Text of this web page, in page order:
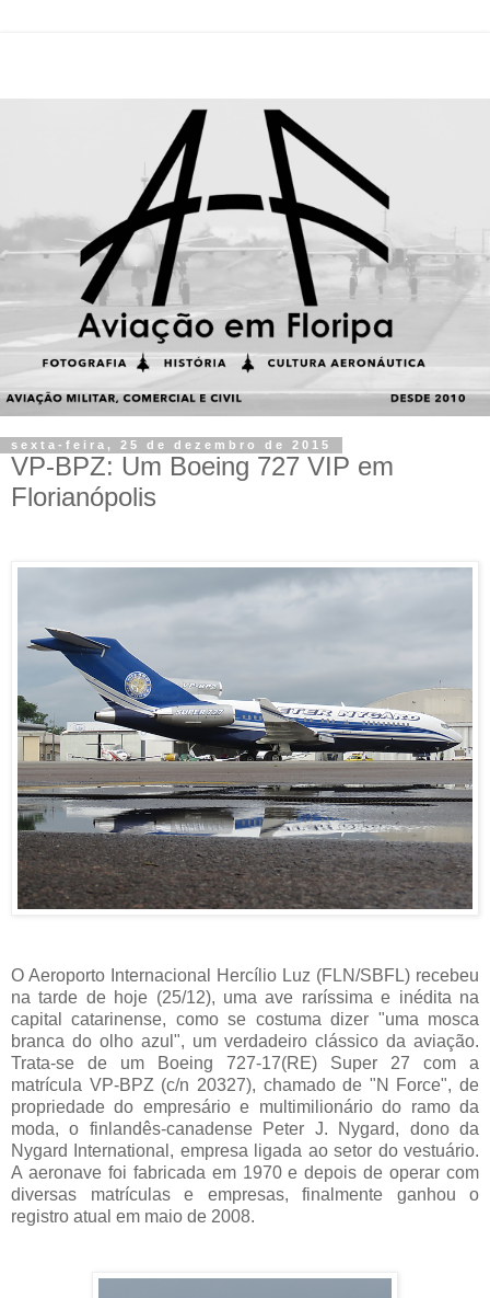
sexta-feira, 25 de dezembro de 2015
VP-BPZ: Um Boeing 727 VIP em
Florianópolis
O Aeroporto Internacional Hercílio Luz (FLN/SBFL) recebeu
na tarde de hoje (25/12), uma ave raríssima e inédita na
capital catarinense, como se costuma dizer "uma mosca
branca do olho azul", um verdadeiro clássico da aviação.
Trata-se de um Boeing 727-17(RE) Super 27 com a
matrícula VP-BPZ (c/n 20327), chamado de "N Force", de
propriedade do empresário e multimilionário do ramo da
moda, o finlandês-canadense Peter J. Nygard, dono da
Nygard International, empresa ligada ao setor do vestuário.
A aeronave foi fabricada em 1970 e depois de operar com
diversas matrículas e empresas, finalmente ganhou o
registro atual em maio de 2008.